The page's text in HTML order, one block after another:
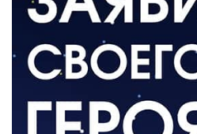
ВЛАСТЬ
День памяти и
06.08.2026
Новый настил на